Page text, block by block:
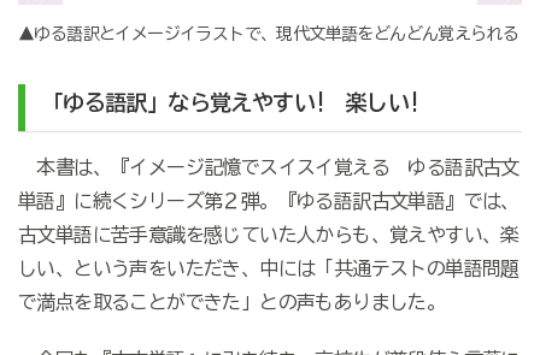
▲ゆる語訳とイメージイラストで、現代文単語をどんどん覚えられる
「ゆる語訳」なら覚えやすい! 楽しい!
本書は、『イメージ記憶でスイスイ覚える ゆる語訳古文
単語』に続くシリーズ第２弾。『ゆる語訳古文単語』では、
古文単語に苦手意識を感じていた人からも、覚えやすい、楽
しい、という声をいただき、中には「共通テストの単語問題
で満点を取ることができた」との声もありました。